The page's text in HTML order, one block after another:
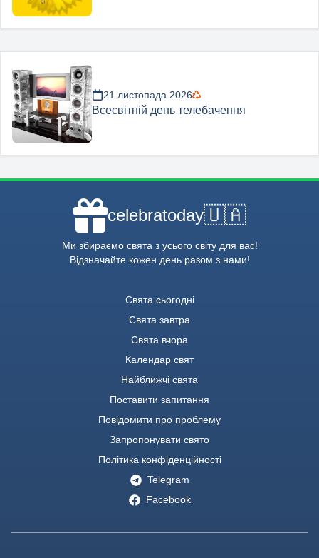
21 листопада 2026
Всесвітній день телебачення
celebratoday🇺🇦
Ми збираємо свята з усього світу для вас!
Відзначайте кожен день разом з нами!
Свята сьогодні
Свята завтра
Свята вчора
Календар свят
Найближчі свята
Поставити запитання
Повідомити про проблему
Запропонувати свято
Політика конфіденційності
Telegram
Facebook